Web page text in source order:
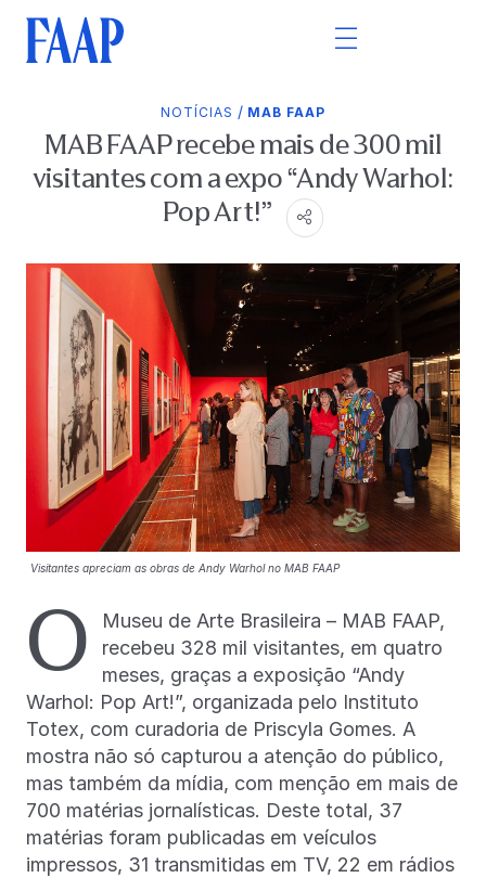
NOTÍCIAS / MAB FAAP
MAB FAAP recebe mais de 300 mil
visitantes com a expo “Andy Warhol:
Pop Art!”
Visitantes apreciam as obras de Andy Warhol no MAB FAAP
O
Museu de Arte Brasileira – MAB FAAP,
recebeu 328 mil visitantes, em quatro
meses, graças a exposição “Andy
Warhol: Pop Art!”, organizada pelo Instituto
Totex, com curadoria de Priscyla Gomes. A
mostra não só capturou a atenção do público,
mas também da mídia, com menção em mais de
700 matérias jornalísticas. Deste total, 37
matérias foram publicadas em veículos
impressos, 31 transmitidas em TV, 22 em rádios